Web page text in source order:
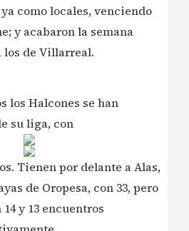
como locales, venciendo
y acabaron la semana
los de Villarreal.
los Halcones se han
su liga, con
Tienen por delante a Alas,
de Oropesa, con 33, pero
y 13 encuentros